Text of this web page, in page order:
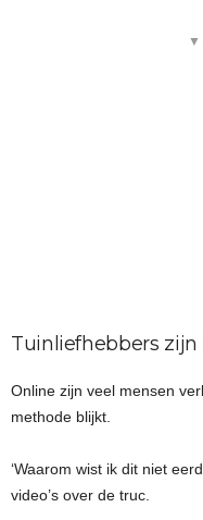
▼
Tuinliefhebbers
Online zijn veel mensen
methode blijkt.
‘Waarom wist ik dit niet
video’s over de truc.